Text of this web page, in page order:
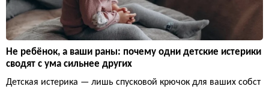
Не ребёнок, а ваши раны: почему одни детские истерики
сводят с ума сильнее других
Детская истерика — лишь спусковой крючок для ваших собст